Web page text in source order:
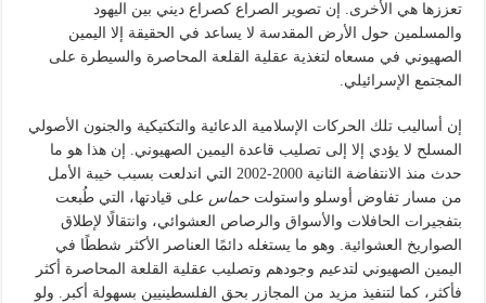
تعززها هي الأخرى. إن تصوير الصراع كصراع ديني بين اليهود
والمسلمين حول الأرض المقدسة لا يساعد في الحقيقة إلا اليمين
الصهيوني في مسعاه لتغذية عقلية القلعة المحاصرة والسيطرة على
المجتمع الإسرائيلي.
إن أساليب تلك الحركات الإسلامية الدعائية والتكتيكية والجنون الأصولي
المسلح لا يؤدي إلا إلى تصليب قاعدة اليمين الصهيوني. إن هذا هو ما
حدث منذ الانتفاضة الثانية 2000-2002 التي اندلعت بسبب خيبة الأمل
من مسار تفاوض أوسلو واستولتحماس على قيادتها، التي طُبعت
بتفجيرات الحافلات والأسواق والرصاص العشوائي، وانتقالًا لإطلاق
الصواريخ العشوائية. وهو ما يستغله دائمًا العناصر الأكثر شططًا في
اليمين الصهيوني لتدعيم وجودهم وتصليب عقلية القلعة المحاصرة أكثر
فأكثر، كما لتنفيذ مزيد من المجازر بحق الفلسطينيين بسهولة أكبر. ولو